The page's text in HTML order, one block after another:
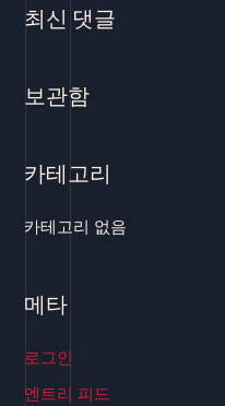
상
최신 댓글
보관함
카테고리
카테고리 없음
메타
로그인
엔트리 피드